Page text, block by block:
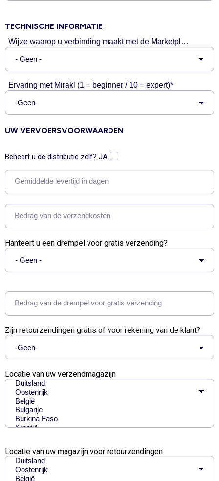
TECHNISCHE INFORMATIE
Wijze waarop u verbinding maakt met de Marketplace*
Ervaring met Mirakl (1 = beginner / 10 = expert)*
UW VERVOERSVOORWAARDEN
Beheert u de distributie zelf? JA
Gemiddelde levertijd in dagen
Bedrag van de verzendkosten
Hanteert u een drempel voor gratis verzending?
Bedrag van de drempel voor gratis verzending
Zijn retourzendingen gratis of voor rekening van de klant?
Locatie van uw verzendmagazijn
Locatie van uw magazijn voor retourzendingen